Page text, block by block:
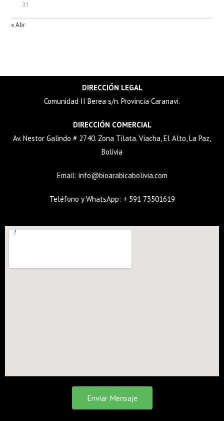
31
« Abr
DIRECCIÓN LEGAL
Comunidad II Berea s/n. Provincia Caranavi.
DIRECCIÓN COMERCIAL
Av. Nestor Galindo # 2740. Zona Tilata. Viacha, El Alto, La Paz,
Bolivia
Email: info@bioarabicabolivia.com
Teléfono y WhatsApp: + 591 73501619
Enviar Mensaje